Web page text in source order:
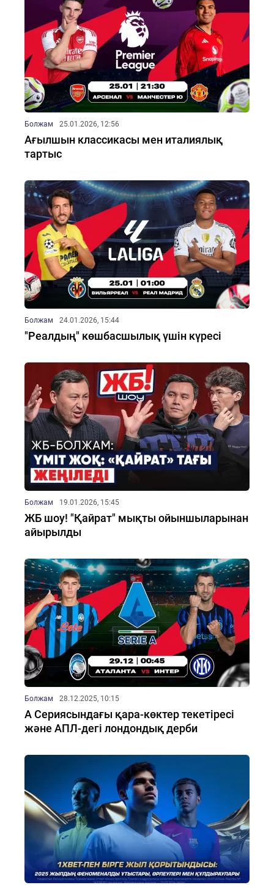
Болжам 25.01.2026, 12:56
Ағылшын классикасы мен италиялық
тартыс
Болжам 24.01.2026, 15:44
"Реалдың" көшбасшылық үшін күресі
Болжам 19.01.2026, 15:45
ЖБ шоу! "Қайрат" мықты ойыншыларынан
айырылды
Болжам 28.12.2025, 10:15
А Сериясындағы қара-көктер текетіресі
және АПЛ-дегі лондондық дерби